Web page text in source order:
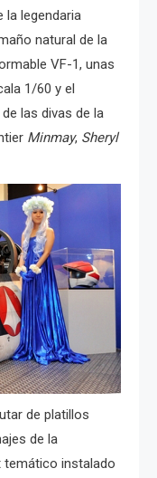
la legendaria
natural de la
VF-1, unas
1/60 y el
las divas de la
Minmay, Sheryl
de platillos
de la
temático instalado